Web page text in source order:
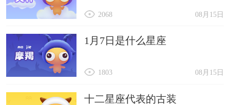
08月15日
2068
1月7日是什么星座
08月15日
1803
十二星座代表的古装